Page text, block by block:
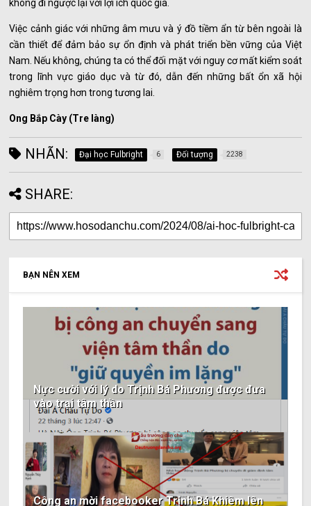
không đi ngược lại với lợi ích quốc gia.
Việc cảnh giác với những âm mưu và ý đồ tiềm ẩn từ bên ngoài là
cần thiết để đảm bảo sự ổn định và phát triển bền vững của Việt
Nam. Nếu không, chúng ta có thể đối mặt với nguy cơ mất kiểm soát
trong lĩnh vực giáo dục và từ đó, dẫn đến những bất ổn xã hội
nghiêm trọng hơn trong tương lai.
Ong Bắp Cày (Tre làng)
NHÃN: Đại học Fulbright 6 Đối tượng 2238
SHARE:
BẠN NÊN XEM
Nực cười với lý do Trịnh Bá Phương được đưa
vào trại tâm thần
Công an mời facebooker Trịnh Bá Khiêm lên